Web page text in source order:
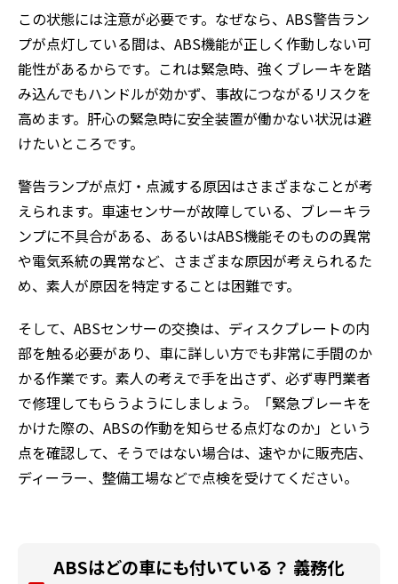
この状態には注意が必要です。なぜなら、ABS警告ラン
プが点灯している間は、ABS機能が正しく作動しない可
能性があるからです。これは緊急時、強くブレーキを踏
み込んでもハンドルが効かず、事故につながるリスクを
高めます。肝心の緊急時に安全装置が働かない状況は避
けたいところです。
警告ランプが点灯・点滅する原因はさまざまなことが考
えられます。車速センサーが故障している、ブレーキラ
ンプに不具合がある、あるいはABS機能そのものの異常
や電気系統の異常など、さまざまな原因が考えられるた
め、素人が原因を特定することは困難です。
そして、ABSセンサーの交換は、ディスクプレートの内
部を触る必要があり、車に詳しい方でも非常に手間のか
かる作業です。素人の考えで手を出さず、必ず専門業者
で修理してもらうようにしましょう。「緊急ブレーキを
かけた際の、ABSの作動を知らせる点灯なのか」という
点を確認して、そうではない場合は、速やかに販売店、
ディーラー、整備工場などで点検を受けてください。
ABSはどの車にも付いている？ 義務化